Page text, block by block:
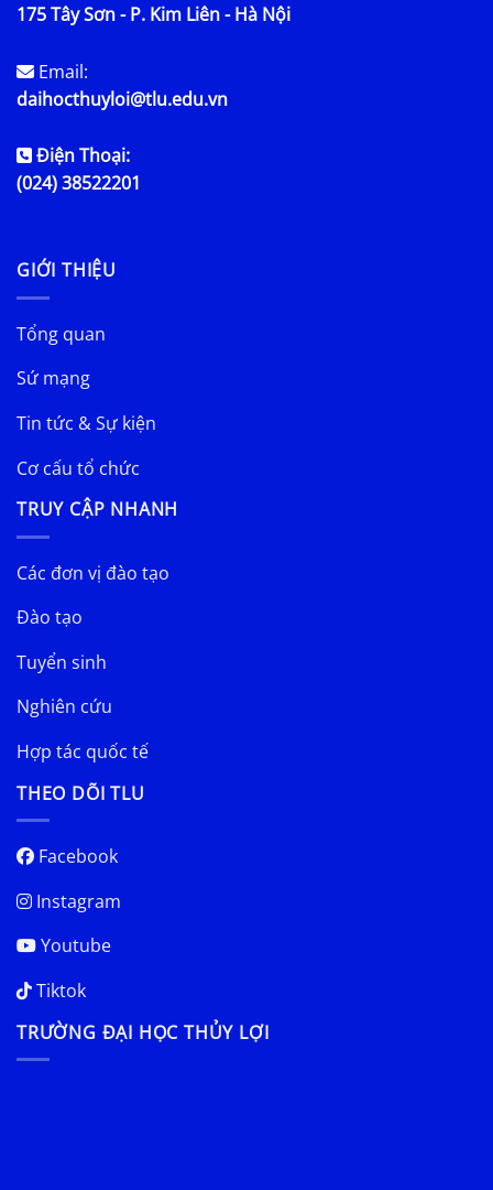
175 Tây Sơn - P. Kim Liên - Hà Nội
Email:
daihocthuyloi@tlu.edu.vn
Điện Thoại:
(024) 38522201
GIỚI THIỆU
Tổng quan
Sứ mạng
Tin tức & Sự kiện
Cơ cấu tổ chức
TRUY CẬP NHANH
Các đơn vị đào tạo
Đào tạo
Tuyển sinh
Nghiên cứu
Hợp tác quốc tế
THEO DÕI TLU
Facebook
Instagram
Youtube
Tiktok
TRƯỜNG ĐẠI HỌC THỦY LỢI